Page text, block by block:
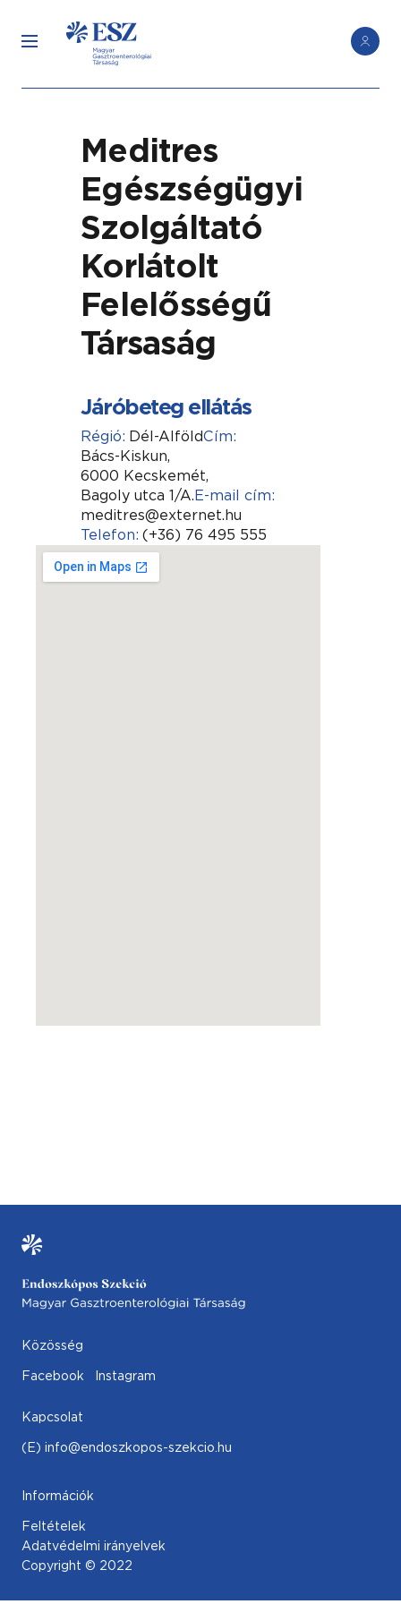
Meditres
Egészségügyi
Szolgáltató
Korlátolt
Felelősségű
Társaság
Járóbeteg ellátás
Régió: Dél-AlföldCím:
Bács-Kiskun,
6000 Kecskemét,
Bagoly utca 1/A.E-mail cím:
meditres@externet.hu
Telefon: (+36) 76 495 555
Közösség
Facebook Instagram
Kapcsolat
(E) info@endoszkopos-szekcio.hu
Információk
Feltételek
Adatvédelmi irányelvek
Copyright © 2022